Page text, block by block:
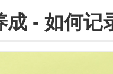
成 - 如何记